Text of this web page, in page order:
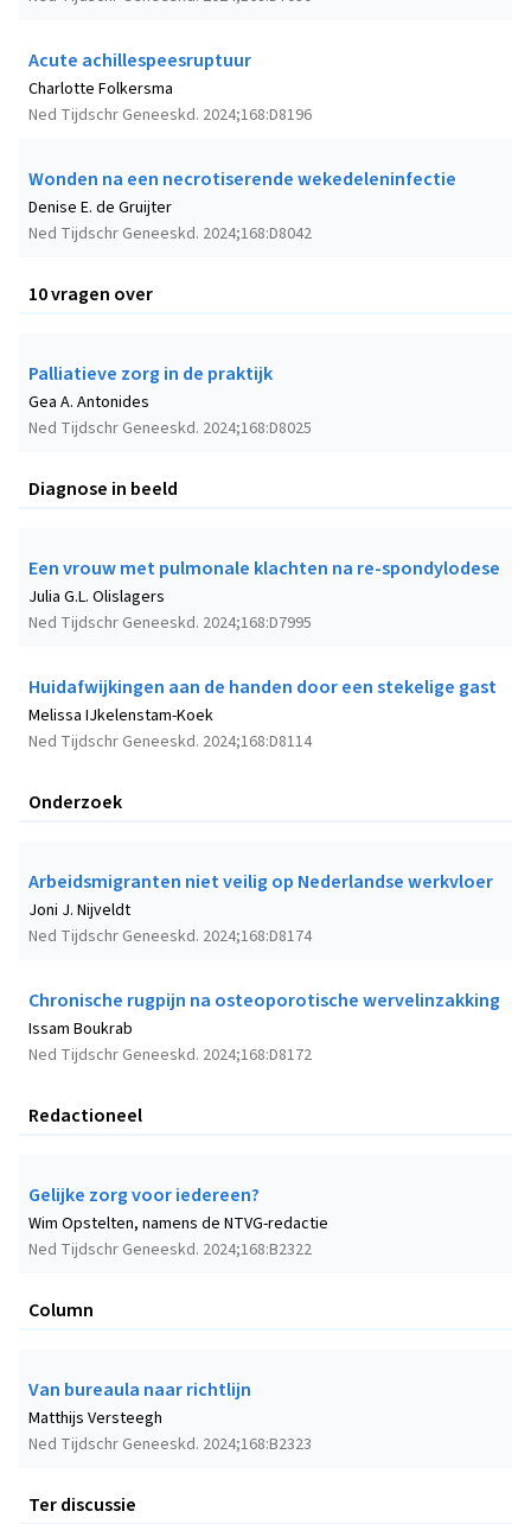
Acute achillespeesruptuur
Ned Tijdschr Geneeskd. 2024;168:D8196
Charlotte Folkersma
Wonden na een necrotiserende wekedeleninfectie
Ned Tijdschr Geneeskd. 2024;168:D8042
Denise E. de Gruijter
10 vragen over
Palliatieve zorg in de praktijk
Ned Tijdschr Geneeskd. 2024;168:D8025
Gea A. Antonides
Diagnose in beeld
Een vrouw met pulmonale klachten na re-spondylodese
Ned Tijdschr Geneeskd. 2024;168:D7995
Julia G.L. Olislagers
Huidafwijkingen aan de handen door een stekelige gast
Ned Tijdschr Geneeskd. 2024;168:D8114
Melissa IJkelenstam-Koek
Onderzoek
Arbeidsmigranten niet veilig op Nederlandse werkvloer
Ned Tijdschr Geneeskd. 2024;168:D8174
Joni J. Nijveldt
Chronische rugpijn na osteoporotische wervelinzakking
Ned Tijdschr Geneeskd. 2024;168:D8172
Issam Boukrab
Redactioneel
Gelijke zorg voor iedereen?
Ned Tijdschr Geneeskd. 2024;168:B2322
Wim Opstelten, namens de NTVG-redactie
Column
Van bureaula naar richtlijn
Ned Tijdschr Geneeskd. 2024;168:B2323
Matthijs Versteegh
Ter discussie